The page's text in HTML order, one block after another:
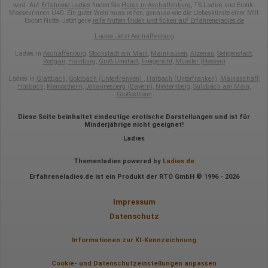
volle IP-Adresse an einen Server von Google in den USA
übertragen und dort gekürzt. Die von dem Browser des Nutzers
übermittelte IP-Adresse wird nicht mit anderen Daten von Google
Erhobene Informationen zum Besucherverhalten sind folgende:
Sprache
Betriebssystem
Gerät (PC, Tablet-PC oder Smartphone)
Auflösung des Computers
Besucherquelle (Facebook, Suchmaschine oder
Wurden Werbebanner angeklickt?
Wohin ging der Besucher? Klickte er auf weitere Seiten des
Europäische Union & USA
wird. Auf Erfahrene-Ladies finden Sie Huren in Aschaffenburg, TS-Ladies und Erotik-
Masseurinnen Ü40. Ein guter Wein muss reifen, genauso wie die Liebeskünste einer Milf
Escort Nutte. Jetzt geile reife Nutten finden und ficken auf Erfahreneladies.de
Ladies Jetzt Aschaffenburg
Ladies in Aschaffenburg, Stockstadt am Main, Mainhausen, Alzenau, Seligenstadt,
Rodgau, Hainburg, Groß-Umstadt, Freigericht, Münster (Hessen)
Ladies in Glattbach, Goldbach (Unterfranken) , Haibach (Unterfranken), Mainaschaff,
Hösbach, Kleinostheim, Johannesberg (Bayern), Niedernberg, Sulzbach am Main,
Großostheim
Diese Seite beinhaltet eindeutige erotische Darstellungen und ist für
Minderjährige nicht geeignet!
Ladies
Themenladies powered by Ladies.de
Erfahreneladies.de ist ein Produkt der RTO GmbH © 1996 - 2026
Impressum
Datenschutz
Informationen zur KI-Kennzeichnung
Cookie- und Datenschutzeinstellungen anpassen